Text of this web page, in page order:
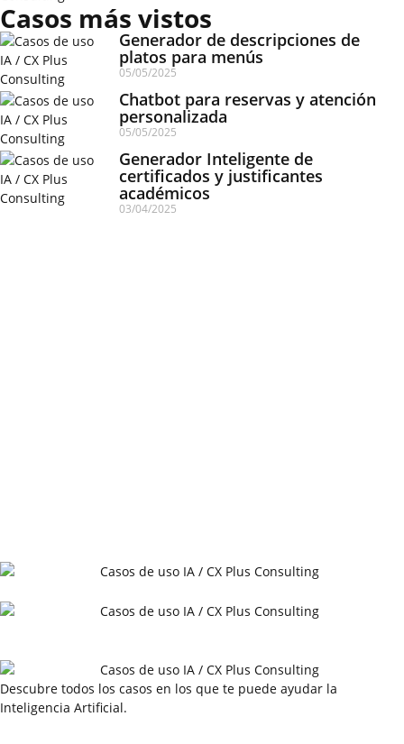
Casos más vistos
Generador de descripciones de
platos para menús
05/05/2025
Chatbot para reservas y atención
personalizada
05/05/2025
Generador Inteligente de
certificados y justificantes
académicos
03/04/2025
Descubre todos los casos en los que te puede ayudar la
Inteligencia Artificial.